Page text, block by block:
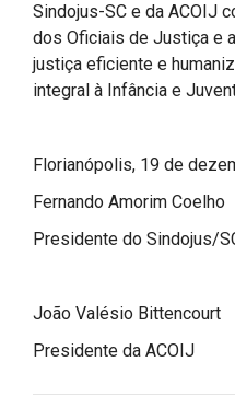
Sindojus-SC e da ACOIJ
dos Oficiais de Justiça e
justiça eficiente e
integral à Infância e
Florianópolis, 19 de
Fernando Amorim Coelho
Presidente do Sindojus/
João Valésio Bittencourt
Presidente da ACOIJ